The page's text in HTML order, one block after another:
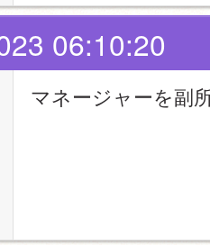
06:10:20
マネージャーを副